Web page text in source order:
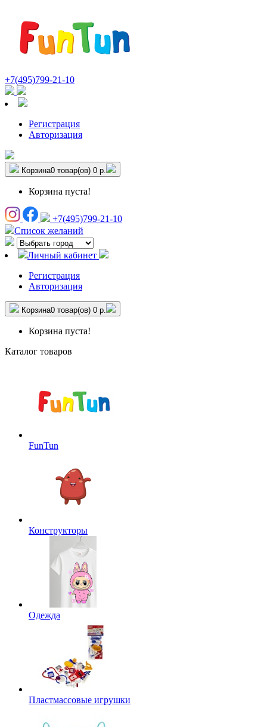
+7(495)799-21-10
Регистрация
Авторизация
Корзина0 товар(ов) 0 р.
Корзина пуста!
+7(495)799-21-10
Список желаний
Личный кабинет
Регистрация
Авторизация
Корзина0 товар(ов) 0 р.
Корзина пуста!
Каталог товаров
FunTun
Конструкторы
Одежда
Пластмассовые игрушки